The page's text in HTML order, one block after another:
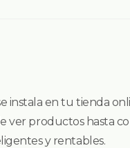
instala en tu tienda
ver productos hasta
y rentables.